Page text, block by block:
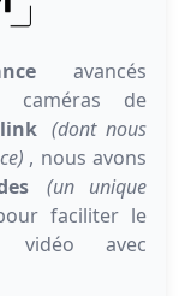
avancés
de
(dont nous
, nous avons
(un unique
faciliter le
vidéo avec